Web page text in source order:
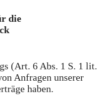
die
(Art. 6 Abs. 1 S. 1 lit.
Anfragen unserer
haben.